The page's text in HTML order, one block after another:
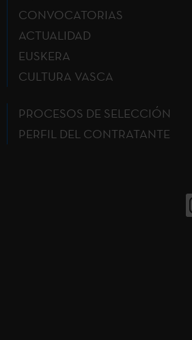
CONVOCATORIAS
ACTUALIDAD
EUSKERA
CULTURA VASCA
PROCESOS DE SELECCIÓN
PERFIL DEL CONTRATANTE